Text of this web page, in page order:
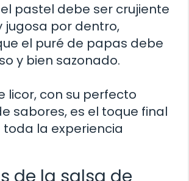
pastel debe ser crujiente
jugosa por dentro,
el puré de papas debe
y bien sazonado.
licor, con su perfecto
sabores, es el toque final
toda la experiencia